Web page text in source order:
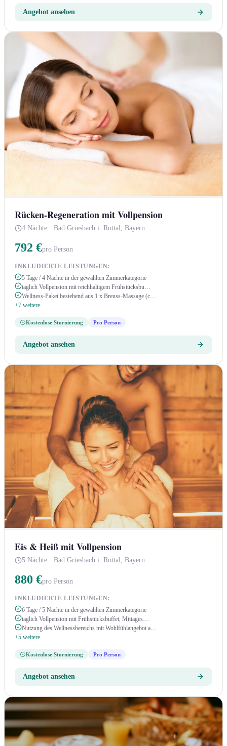
Angebot ansehen
Rücken-Regeneration mit Vollpension
4 Nächte · Bad Griesbach i. Rottal, Bayern
792 €pro Person
INKLUDIERTE LEISTUNGEN:
5 Tage / 4 Nächte in der gewählten Zimmerkategorie
täglich Vollpension mit reichhaltigem Frühstücksbu…
Wellness-Paket bestehend aus 1 x Breuss-Massage (c…
+7 weitere
Kostenlose Stornierung Pro Person
Angebot ansehen
Eis & Heiß mit Vollpension
5 Nächte · Bad Griesbach i. Rottal, Bayern
880 €pro Person
INKLUDIERTE LEISTUNGEN:
6 Tage / 5 Nächte in der gewählten Zimmerkategorie
täglich Vollpension mit Frühstücksbuffet, Mittages…
Nutzung des Wellnessbereichs mit Wohlfühlangebot a…
+5 weitere
Kostenlose Stornierung Pro Person
Angebot ansehen